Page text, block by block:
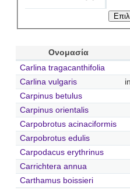
Ονομασία
Carlina tragacanthifolia
Carlina vulgaris
Carpinus betulus
Carpinus orientalis
Carpobrotus acinaciformis
Carpobrotus edulis
Carpodacus erythrinus
Carrichtera annua
Carthamus boissieri